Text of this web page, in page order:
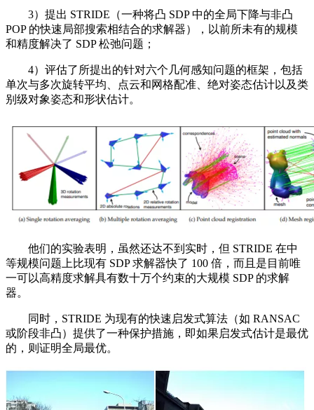
3）提出 STRIDE（一种将凸 SDP 中的全局下降与非凸
POP 的快速局部搜索相结合的求解器），以前所未有的规模
和精度解决了 SDP 松弛问题；
4）评估了所提出的针对六个几何感知问题的框架，包括
单次与多次旋转平均、点云和网格配准、绝对姿态估计以及类
别级对象姿态和形状估计。
他们的实验表明，虽然还达不到实时，但 STRIDE 在中
等规模问题上比现有 SDP 求解器快了 100 倍，而且是目前唯
一可以高精度求解具有数十万个约束的大规模 SDP 的求解
器。
同时，STRIDE 为现有的快速启发式算法（如 RANSAC
或阶段非凸）提供了一种保护措施，即如果启发式估计是最优
的，则证明全局最优。